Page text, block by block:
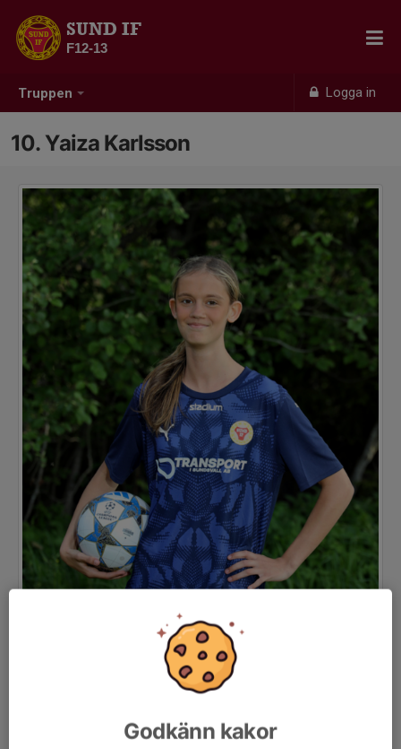
Truppen Logga in
SUND IF
F12-13
10. Yaiza Karlsson
Godkänn kakor